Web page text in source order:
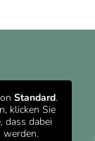
Standard.
klicken Sie
dass dabei
werden.